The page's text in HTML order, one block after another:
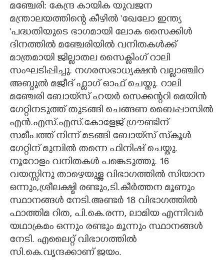
CARTOONS
LITERATURE
ZOOM
CONTACT US
മഞ്ചേരി: കേന്ദ്ര കായിക യുവജന
മന്ത്രാലയത്തിന്റെ കീഴിൽ 'ഖേലോ ഇന്ത്യ
'പദ്ധതിയുടെ ഭാഗമായി ലോക സൈക്കിൾ
ദിനത്തിൽ മഞ്ചേരിയിൽ വനിതകൾക്ക്
മാത്രമായി ജില്ലാതല സൈക്ലിംഗ് റാലി
സംഘടിപ്പിച്ചു. നഗരസഭാധ്യക്ഷൻ വല്ലാഞ്ചിറ
അബ്ദുൽ മജീദ് ഫ്ളാഗ് ഓഫ് ചെയ്തു. റാലി
മഞ്ചേരി ബോയ്സ് ഹയർ സെക്കന്ററി മെയിൻ
ഗേറ്റിനടുത്ത് തുടങ്ങി ചെങ്ങണ ബൈപ്പാസിൽ
എൻ.എസ്.എസ്.കോളേജ് ഗ്രൗണ്ടിന്
സമീപത്ത് നിന്ന് മടങ്ങി ബോയ്സ് സ്‌കൂൾ
ഗേറ്റിന് മുമ്പിൽ തന്നെ ഫിനിഷ് ചെയ്തു.
നൂറോളം വനിതകൾ പങ്കെടുത്തു. 16
വയസ്സിനു താഴെയുള്ള വിഭാഗത്തിൽ സിയാന
ഒന്നും,ശ്രീലക്ഷ്മി രണ്ടും,ടി.കീർത്തന മൂണും
സ്ഥാനങ്ങൾ നേടി.അണ്ടർ 18 വിഭാഗത്തിൽ
ഫാത്തിമ റിത, പി.കെ.രന്ന, ലാമിയ എന്നിവർ
യഥാക്രമം ഒന്നും രണ്ടും മൂന്നും സ്ഥാനങ്ങൾ
നേടി. എലൈറ്റ് വിഭാഗത്തിൽ
സി.കെ.വൃന്ദക്കാണ് ജയം.